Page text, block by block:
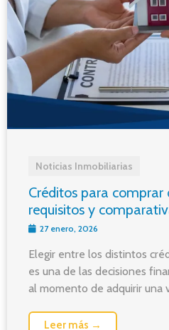
Noticias Inmobiliarias
Créditos para comprar
requisitos y
27 enero, 2026
Elegir entre los distintos
es una de las decisiones
al momento de adquirir una
Leer más →